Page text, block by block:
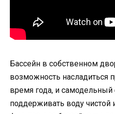
Бассейн в собственном
возможность насладиться
время года, и
поддерживать воду чистой